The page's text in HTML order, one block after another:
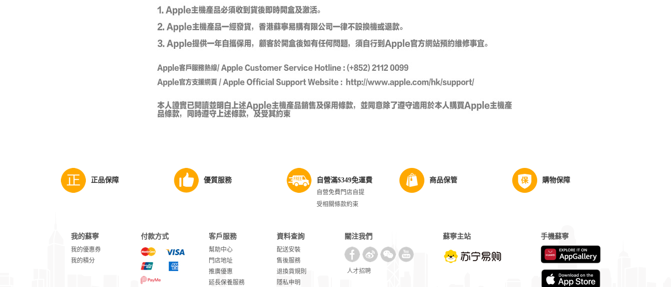
正品保障 優質服務 自營滿$349免運費
自營免費門店自提
受相關條款約束
商品保管 購物保障
我的蘇寧
我的優惠券
我的積分
付款方式 客戶服務
幫助中心
門店地址
推廣優惠
延長保養服務
資料查詢
配送安裝
售後服務
退換貨規則
隱私申明
關注我們
人才招聘
蘇寧主站 手機蘇寧